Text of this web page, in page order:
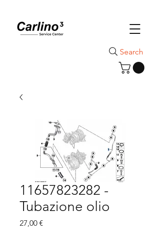
Search
11657823282 -
Tubazione olio
27,00 €